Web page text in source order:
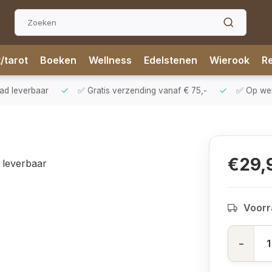
tarot Boeken Wellness Edelstenen Wierook
leverbaar ✅ Gratis verzending vanaf € 75,- ✅ Op
-